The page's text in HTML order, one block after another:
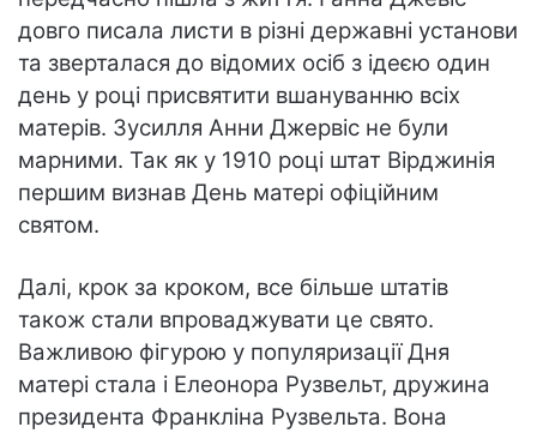
довго писала листи в різні державні установи
та зверталася до відомих осіб з ідеєю один
день у році присвятити вшануванню всіх
матерів. Зусилля Анни Джервіс не були
марними. Так як у 1910 році штат Вірджинія
першим визнав День матері офіційним
святом.
Далі, крок за кроком, все більше штатів
також стали впроваджувати це свято.
Важливою фігурою у популяризації Дня
матері стала і Елеонора Рузвельт, дружина
президента Франкліна Рузвельта. Вона